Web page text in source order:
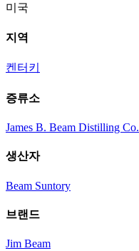
미국
지역
켄터키
증류소
James B. Beam Distilling Co.
생산자
Beam Suntory
브랜드
Jim Beam